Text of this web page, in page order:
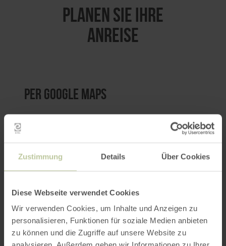
Zustimmung Details Über Cookies
Diese Webseite verwendet Cookies
Wir verwenden Cookies, um Inhalte und Anzeigen zu
personalisieren, Funktionen für soziale Medien anbieten
zu können und die Zugriffe auf unsere Website zu
PLANEN SIE IHRE
ANREISE
per Google Maps